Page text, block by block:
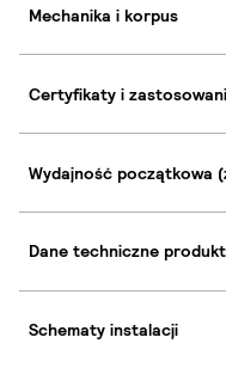
Mechanika i korpus
Certyfikaty i
Wydajność początkowa
Dane techniczne
Schematy instalacji